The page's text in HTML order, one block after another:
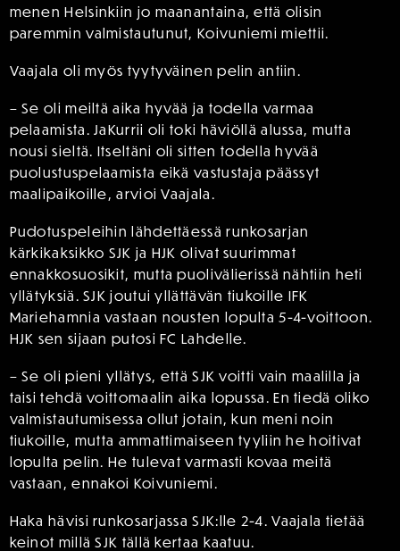
menen Helsinkiin jo maanantaina, että olisin
paremmin valmistautunut, Koivuniemi miettii.
Vaajala oli myös tyytyväinen pelin antiin.
– Se oli meiltä aika hyvää ja todella varmaa
pelaamista. JaKurrii oli toki häviöllä alussa, mutta
nousi sieltä. Itseltäni oli sitten todella hyvää
puolustuspelaamista eikä vastustaja päässyt
maalipaikoille, arvioi Vaajala.
Pudotuspeleihin lähdettäessä runkosarjan
kärkikaksikko SJK ja HJK olivat suurimmat
ennakkosuosikit, mutta puolivälierissä nähtiin heti
yllätyksiä. SJK joutui yllättävän tiukoille IFK
Mariehamnia vastaan nousten lopulta 5-4-voittoon.
HJK sen sijaan putosi FC Lahdelle.
– Se oli pieni yllätys, että SJK voitti vain maalilla ja
taisi tehdä voittomaalin aika lopussa. En tiedä oliko
valmistautumisessa ollut jotain, kun meni noin
tiukoille, mutta ammattimaiseen tyyliin he hoitivat
lopulta pelin. He tulevat varmasti kovaa meitä
vastaan, ennakoi Koivuniemi.
Haka hävisi runkosarjassa SJK:lle 2-4. Vaajala tietää
keinot millä SJK tällä kertaa kaatuu.